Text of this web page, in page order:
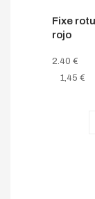
Fixe
rojo
2.40 €
1,45 €